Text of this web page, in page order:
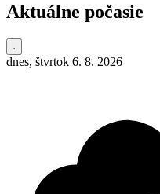
Aktuálne počasie
dnes, štvrtok 6. 8. 2026